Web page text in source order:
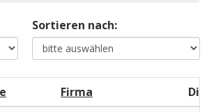
Sortieren nach:
Firma